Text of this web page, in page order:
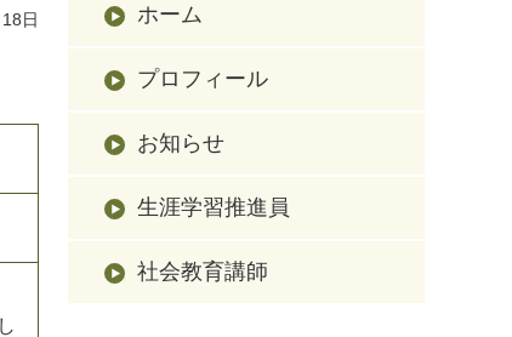
日 ホーム
プロフィール
お知らせ
生涯学習推進員
社会教育講師